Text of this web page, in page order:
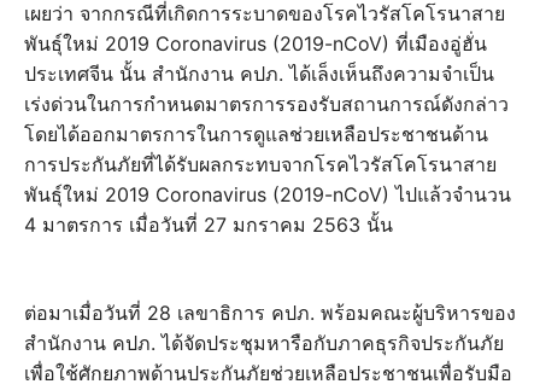
เผยว่า จากกรณีที่เกิดการระบาดของโรคไวรัสโคโรนาสาย
พันธุ์ใหม่ 2019 Coronavirus (2019-nCoV) ที่เมืองอู่ฮั่น
ประเทศจีน นั้น สำนักงาน คปภ. ได้เล็งเห็นถึงความจำเป็น
เร่งด่วนในการกำหนดมาตรการรองรับสถานการณ์ดังกล่าว
โดยได้ออกมาตรการในการดูแลช่วยเหลือประชาชนด้าน
การประกันภัยที่ได้รับผลกระทบจากโรคไวรัสโคโรนาสาย
พันธุ์ใหม่ 2019 Coronavirus (2019-nCoV) ไปแล้วจำนวน
4 มาตรการ เมื่อวันที่ 27 มกราคม 2563 นั้น
ต่อมาเมื่อวันที่ 28 เลขาธิการ คปภ. พร้อมคณะผู้บริหารของ
สำนักงาน คปภ. ได้จัดประชุมหารือกับภาคธุรกิจประกันภัย
เพื่อใช้ศักยภาพด้านประกันภัยช่วยเหลือประชาชนเพื่อรับมือ